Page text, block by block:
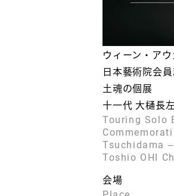
ウィーン・ア
日本藝術院会
土魂の個展
十一代 大樋長
Touring Solo
Tsuchidama
Toshio OHI
会場